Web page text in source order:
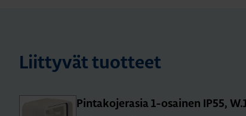
Liittyvät tuotteet
Pin­ta­ko­je­ra­sia 1-osai­nen IP55,